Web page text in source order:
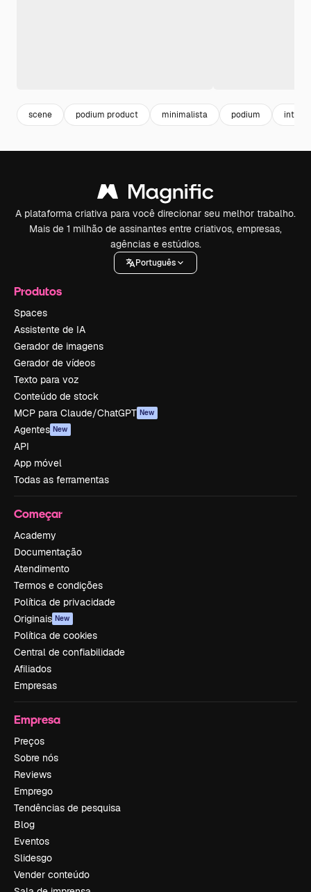
scene podium product minimalista podium
A plataforma criativa para você direcionar seu melhor trabalho.
Mais de 1 milhão de assinantes entre criativos, empresas,
agências e estúdios.
Português
Produtos
Spaces
Assistente de IA
Gerador de imagens
Gerador de vídeos
Texto para voz
Conteúdo de stock
MCP para Claude/ChatGPT New
Agentes New
API
App móvel
Todas as ferramentas
Começar
Academy
Documentação
Atendimento
Termos e condições
Política de privacidade
Originais New
Política de cookies
Central de confiabilidade
Afiliados
Empresas
Empresa
Preços
Sobre nós
Reviews
Emprego
Tendências de pesquisa
Blog
Eventos
Slidesgo
Vender conteúdo